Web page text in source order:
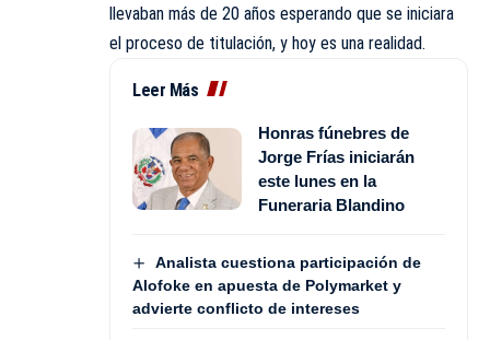
llevaban más de 20 años esperando que se iniciara
el proceso de titulación, y hoy es una realidad.
Leer Más
Honras fúnebres de
Jorge Frías iniciarán
este lunes en la
Funeraria Blandino
Analista cuestiona participación de
Alofoke en apuesta de Polymarket y
advierte conflicto de intereses